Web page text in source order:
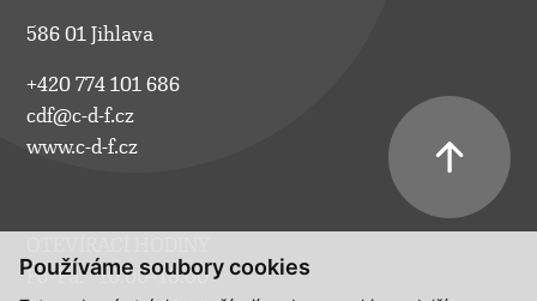
Používáme soubory cookies
586 01 Jihlava
+420 774 101 686
cdf@c-d-f.cz
www.c-d-f.cz
Po–Pá:
10.00–18.00